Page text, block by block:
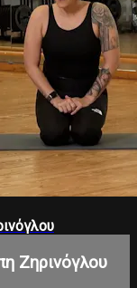
Ζηρινόγλου